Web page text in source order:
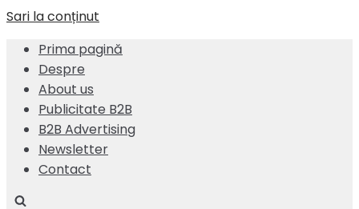
Sari la conținut
Prima pagină
Despre
About us
Publicitate B2B
B2B Advertising
Newsletter
Contact